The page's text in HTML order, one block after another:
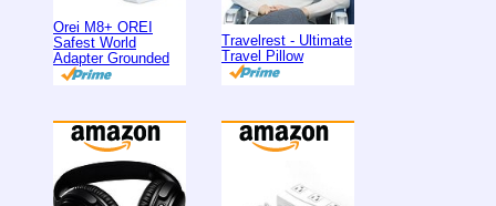
Orei M8+ OREI
Safest World
Adapter Grounded
Travelrest - Ultimate
Travel Pillow